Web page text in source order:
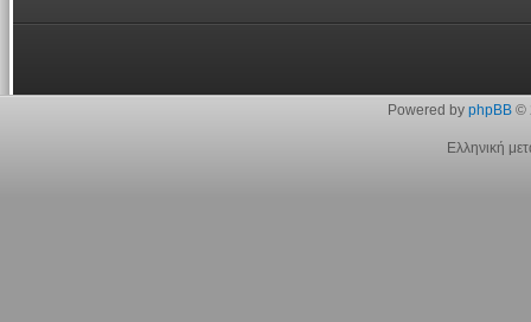
Powered by phpBB©
Ελληνική